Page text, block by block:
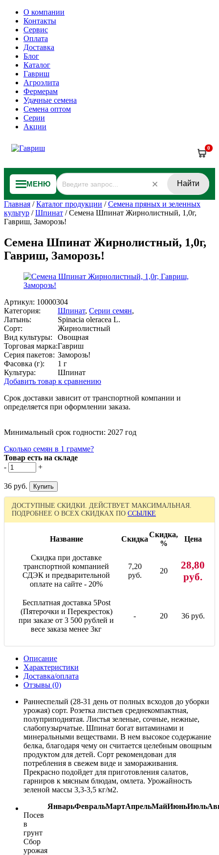
О компании
Контакты
Сервис
Оплата
Доставка
Блог
Каталог
Гавриш
Агроэлита
Фермерам
Удачные семена
Семена оптом
Серии
Акции
0
МЕНЮ Найти
Главная /Каталог продукции /Семена пряных и зеленных
культур /Шпинат /Семена Шпинат Жирнолистный, 1,0г,
Гавриш, Заморозь!
Семена Шпинат Жирнолистный, 1,0г,
Гавриш, Заморозь!
Артикул: 10000304
Категория:
Шпинат, Серии семян,
Латынь:
Spinacia oleracea L.
Сорт:
Жирнолистный
Вид культуры:
Овощная
Торговая марка:Гавриш
Серия пакетов: Заморозь!
Фасовка (г):
1 г
Культура:
Шпинат
Добавить товар к сравнению
Срок доставки зависит от транспортной компании и
определяется при оформлении заказа.
Минимальный срок годности: 2027 год
Сколько семян в 1 грамме?
Товар есть на складе
-
+
36 руб.
ДОСТУПНЫЕ СКИДКИ. ДЕЙСТВУЕТ МАКСИМАЛЬНАЯ.
ПОДРОБНЕЕ О ВСЕХ СКИДКАХ ПО ССЫЛКЕ
Название Скидка
Скидка,
%
Цена
Скидка при доставке
транспортной компанией
СДЭК и предварительной
оплате на сайте - 20%
7,20
руб.
20
28,80
руб.
Бесплатная доставка 5Post
(Пятерочки и Перекресток)
при заказе от 3 500 рублей и
весе заказа менее 3кг
- 20 36 руб.
Описание
Характеристики
Доставка/оплата
Отзывы (0)
Раннеспелый (28-31 день от полных всходов до уборки
урожая) сорт. Розетка листьев среднекомпактная,
полуприподнятая. Листья зеленые, сочные, нежные,
слабопузырчатые. Шпинат богат витаминами и
минеральными веществами. В нем высокое содержание
белка, благодаря чему он считается целебным овощным
продуктом для детей. Сорт рекомендован для
потребления в свежем виде и замораживания.
Прекрасно подойдет для приготовления салатов,
гарниров к мясным блюдам, омлета. Урожайность
зеленой массы 3,3-3,5 кг/м2.
ЯнварьФевральМартАпрельМайИюньИюль
Посев
в
грунт
Сбор
урожая